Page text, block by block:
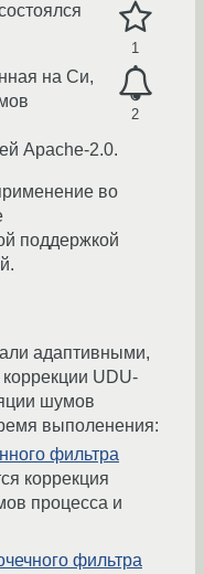
1
2
на Си,
Apache-2.0.
во
поддержкой
адаптивными,
коррекции UDU-
шумов
выполенения:
фильтра
коррекция
процесса и
фильтра